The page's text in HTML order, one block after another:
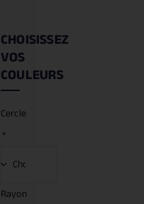
CHOISISSEZ
VOS
COULEURS
Cercle
*
Rayon